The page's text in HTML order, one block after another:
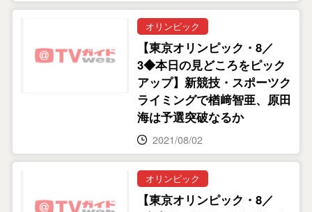
オリンピック
【東京オリンピック・8／
3◆本日の見どころをピック
アップ】新競技・スポーツク
ライミングで楢﨑智亜、原田
海は予選突破なるか
2021/08/02
オリンピック
【東京オリンピック・8／